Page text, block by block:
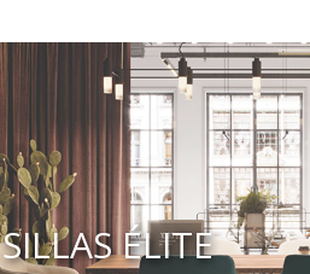
SILLAS ÉLITE